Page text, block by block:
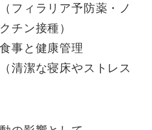
フィラリア予防薬・ノ
チン接種）
事と健康管理
清潔な寝床やストレス